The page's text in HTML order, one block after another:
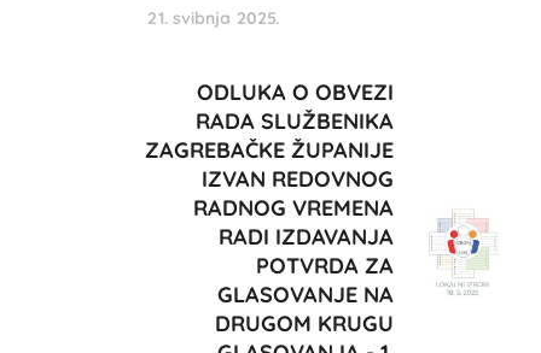
21. svibnja 2025.
ODLUKA O OBVEZI
RADA SLUŽBENIKA
ZAGREBAČKE ŽUPANIJE
IZVAN REDOVNOG
RADNOG VREMENA
RADI IZDAVANJA
POTVRDA ZA
GLASOVANJE NA
DRUGOM KRUGU